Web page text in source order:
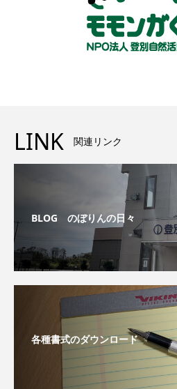
LINK 関連リンク
BLOG のぼりんの日々
各種書式のダウンロード